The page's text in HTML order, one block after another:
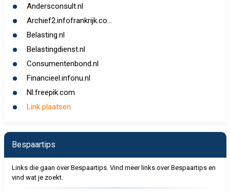
Andersconsult.nl
Archief2.infofrankrijk.co...
Belasting.nl
Belastingdienst.nl
Consumentenbond.nl
Financieel.infonu.nl
Nl.freepik.com
Link plaatsen
Bespaartips
Links die gaan over Bespaartips. Vind meer links over Bespaartips en
vind wat je zoekt.